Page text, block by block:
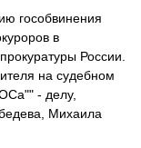
гособвинения
в
России.
на судебном
- делу,
Михаила